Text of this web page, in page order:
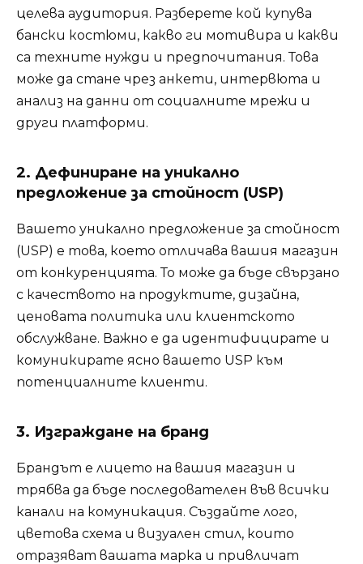
целева аудитория. Разберете кой купува
бански костюми, какво ги мотивира и какви
са техните нужди и предпочитания. Това
може да стане чрез анкети, интервюта и
анализ на данни от социалните мрежи и
други платформи.
2. Дефиниране на уникално
предложение за стойност (USP)
Вашето уникално предложение за стойност
(USP) е това, което отличава вашия магазин
от конкуренцията. То може да бъде свързано
с качеството на продуктите, дизайна,
ценовата политика или клиентското
обслужване. Важно е да идентифицирате и
комуникирате ясно вашето USP към
потенциалните клиенти.
3. Изграждане на бранд
Брандът е лицето на вашия магазин и
трябва да бъде последователен във всички
канали на комуникация. Създайте лого,
цветова схема и визуален стил, които
отразяват вашата марка и привличат